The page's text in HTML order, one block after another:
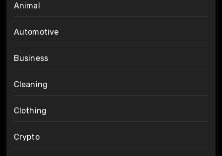
Animal
Automotive
Business
Cleaning
Clothing
Crypto